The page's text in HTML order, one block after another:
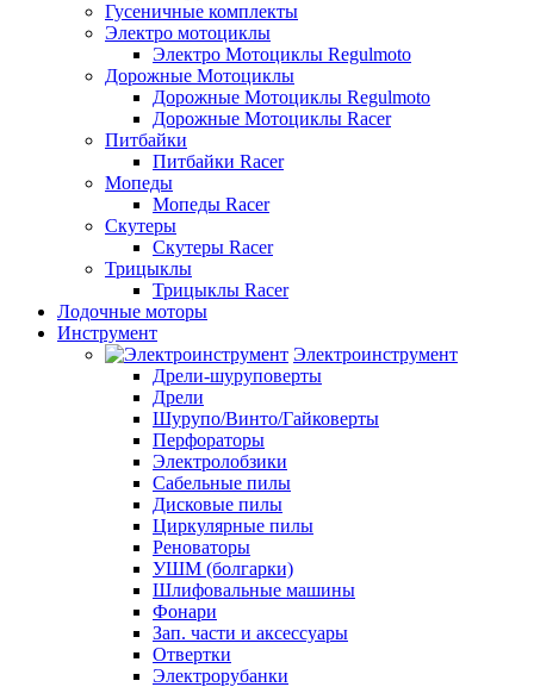
Гусеничные комплекты
Электро мотоциклы
Электро Мотоциклы Regulmoto
Дорожные Мотоциклы
Дорожные Мотоциклы Regulmoto
Дорожные Мотоциклы Racer
Питбайки
Питбайки Racer
Мопеды
Мопеды Racer
Скутеры
Скутеры Racer
Трицыклы
Трицыклы Racer
Лодочные моторы
Инструмент
Электроинструмент
Дрели-шуруповерты
Дрели
Шурупо/Винто/Гайковерты
Перфораторы
Электролобзики
Сабельные пилы
Дисковые пилы
Циркулярные пилы
Реноваторы
УШМ (болгарки)
Шлифовальные машины
Фонари
Зап. части и аксессуары
Отвертки
Электрорубанки